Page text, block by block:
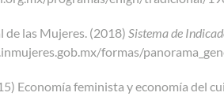
las Mujeres. (2018) Sistema de
formas/
Economía feminista y economía del